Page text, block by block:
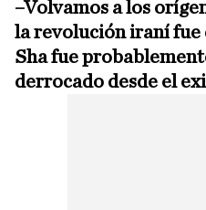
–Volvamos a los
la revolución iraní fue
Sha fue
derrocado desde el